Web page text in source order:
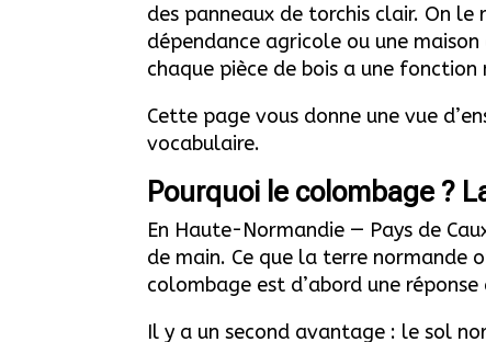
des panneaux de torchis clair. On
dépendance agricole ou une
chaque pièce de bois a une
Cette page vous donne une vue
vocabulaire.
Pourquoi le colombage ?
En Haute-Normandie — Pays de
de main. Ce que la terre normande
colombage est d’abord une
Il y a un second avantage : le sol